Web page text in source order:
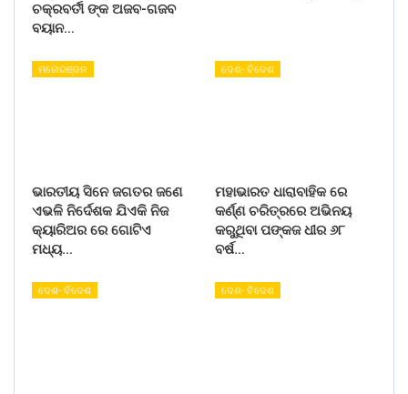
ଚକ୍ରବର୍ତୀ ଙ୍କ ଅଜବ-ଗଜବ
ବୟାନ…
ମନୋରଞ୍ଜନ
ଭାରତୀୟ ସିନେ ଜଗତର ଜଣେ
ଏଭଳି ନିର୍ଦେଶକ ଯିଏକି ନିଜ
କ୍ୟାରିଅର ରେ ଗୋଟିଏ
ମଧ୍ୟ…
ଦେଶ- ବିଦେଶ
ମହାଭାରତ ଧାରାବାହିକ ରେ
କର୍ଣ୍ଣ ଚରିତ୍ରରେ ଅଭିନୟ
କରୁଥିବା ପଙ୍କଜ ଧୀର ୬୮
ବର୍ଷ…
ଦେଶ- ବିଦେଶ ଦେଶ- ବିଦେଶ